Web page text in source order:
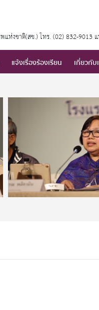
แห่งชาติ(สช.) โทร. (02) 832-9013
แจ้งเรื่องร้องเรียน เกี่ยวกับ